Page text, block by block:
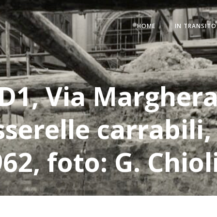
HOME IN TRANSITO
Via
foto: G.